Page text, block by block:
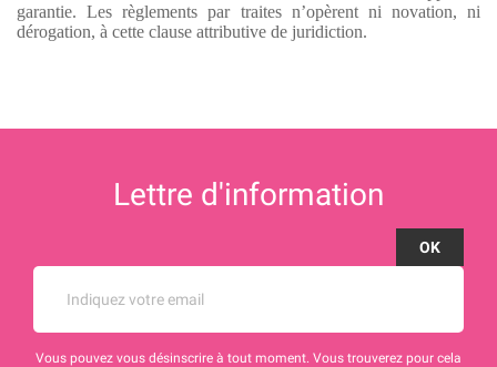
garantie. Les règlements par traites n’opèrent ni novation, ni
dérogation, à cette clause attributive de juridiction.
Lettre d'information
Vous pouvez vous désinscrire à tout moment. Vous trouverez pour cela